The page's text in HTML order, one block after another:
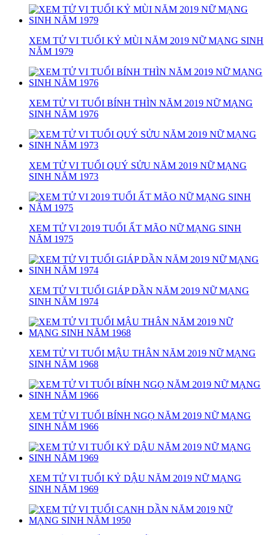
XEM TỬ VI TUỔI KỶ MÙI NĂM 2019 NỮ MẠNG SINH
NĂM 1979
XEM TỬ VI TUỔI BÍNH THÌN NĂM 2019 NỮ MẠNG
SINH NĂM 1976
XEM TỬ VI TUỔI QUÝ SỬU NĂM 2019 NỮ MẠNG
SINH NĂM 1973
XEM TỬ VI 2019 TUỔI ẤT MÃO NỮ MẠNG SINH
NĂM 1975
XEM TỬ VI TUỔI GIÁP DẦN NĂM 2019 NỮ MẠNG
SINH NĂM 1974
XEM TỬ VI TUỔI MẬU THÂN NĂM 2019 NỮ MẠNG
SINH NĂM 1968
XEM TỬ VI TUỔI BÍNH NGỌ NĂM 2019 NỮ MẠNG
SINH NĂM 1966
XEM TỬ VI TUỔI KỶ DẬU NĂM 2019 NỮ MẠNG
SINH NĂM 1969